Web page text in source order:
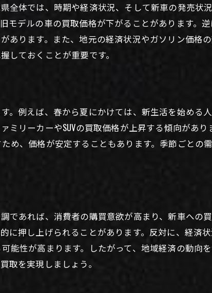
めに知っておくべき事
交渉術
ポイント
の対策
トを分析
る理由とその影響を考察
来性
の需要
因
動向と分析
をスムーズに進めるために
きのポイント
全体では、時期や経済状況、そして新車の発売状
モデルの車の買取価格が下がることがあります。
あります。また、地元の経済状況やガソリン価格
しておくことが重要です。
。例えば、春から夏にかけては、新生活を始める
リーカーやSUVの買取価格が上昇する傾向があ
め、価格が安定することもあります。季節ごとの
あれば、消費者の購買意欲が高まり、新車への
に押し上げられることがあります。反対に、経済
能性が高まります。したがって、地域経済の動向
取を実現しましょう。